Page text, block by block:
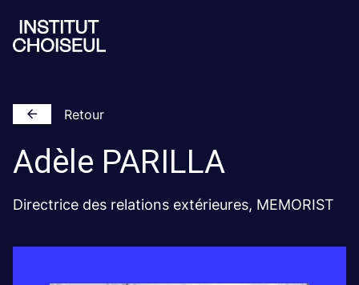
Retour
Adèle PARILLA
Directrice des relations extérieures, MEMORIST